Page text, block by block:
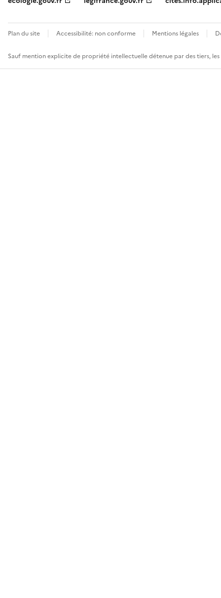
Plan du site Accessibilité: non conforme Mentions légales
Sauf mention explicite de propriété intellectuelle détenue par des tiers,